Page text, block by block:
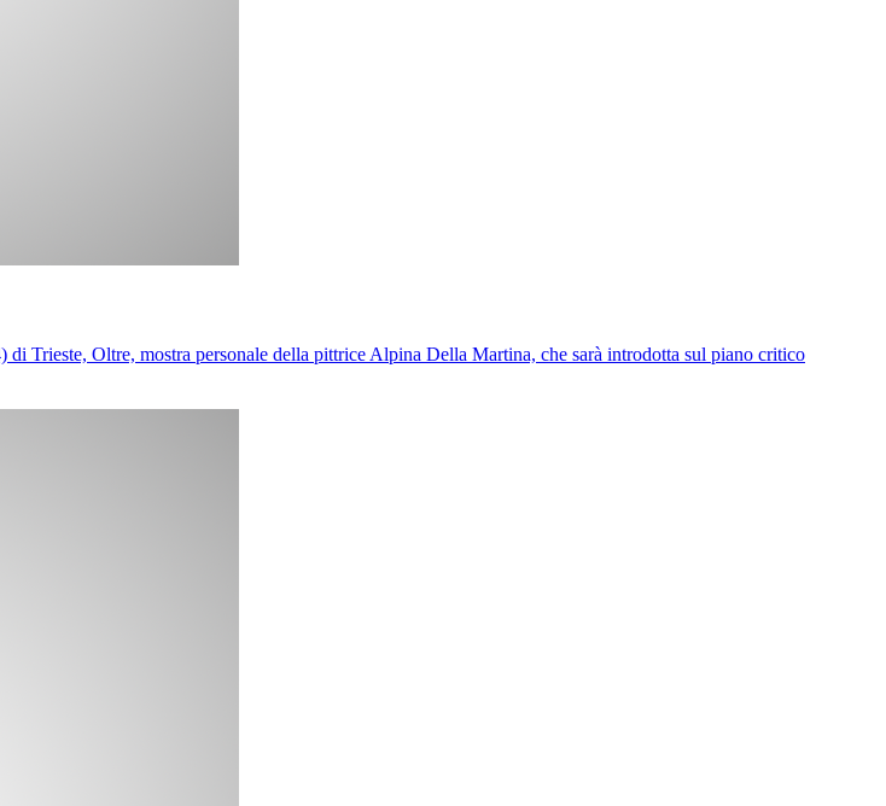
Trieste, Oltre, mostra personale della pittrice Alpina Della Martina, che sarà introdotta sul piano critico